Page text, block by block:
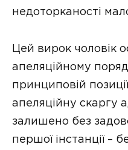
недоторканості
Цей вирок чоловік
апеляційному
принциповій
апеляційну скаргу
залишено без
першої інстанції –